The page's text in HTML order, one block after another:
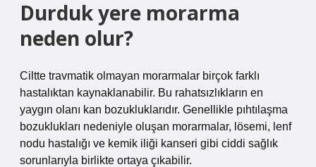
Durduk yere morarma
neden olur?
Ciltte travmatik olmayan morarmalar birçok farklı
hastalıktan kaynaklanabilir. Bu rahatsızlıkların en
yaygın olanı kan bozukluklarıdır. Genellikle pıhtılaşma
bozuklukları nedeniyle oluşan morarmalar, lösemi, lenf
nodu hastalığı ve kemik iliği kanseri gibi ciddi sağlık
sorunlarıyla birlikte ortaya çıkabilir.